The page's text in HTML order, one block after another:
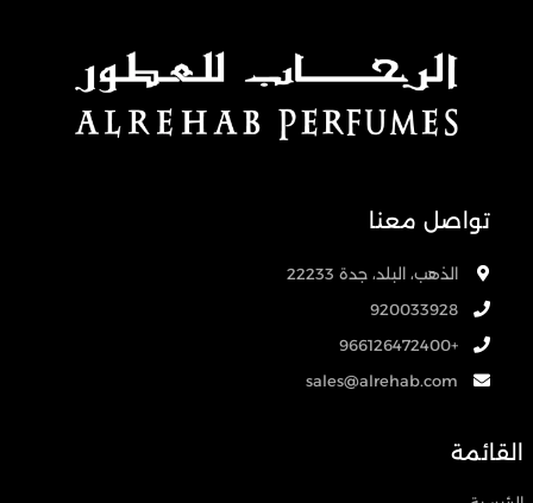
تواصل معنا
الذهب، البلد، جدة 22233
920033928
+966126472400
sales@alrehab.com
القائمة